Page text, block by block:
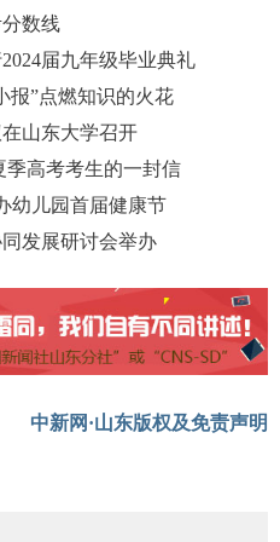
数线
届九年级毕业典礼
报”点燃知识的火花
山东大学召开
季高考考生的一封信
幼儿园首届健康节
发展研讨会举办
中新网·山东版权及免责声明